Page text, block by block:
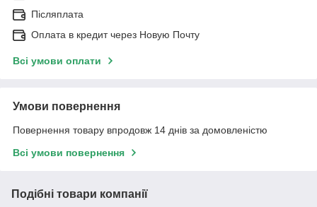
Післяплата
Оплата в кредит через Новую Почту
Всі умови оплати
Умови повернення
Повернення товару впродовж 14 днів за домовленістю
Всі умови повернення
Подібні товари компанії